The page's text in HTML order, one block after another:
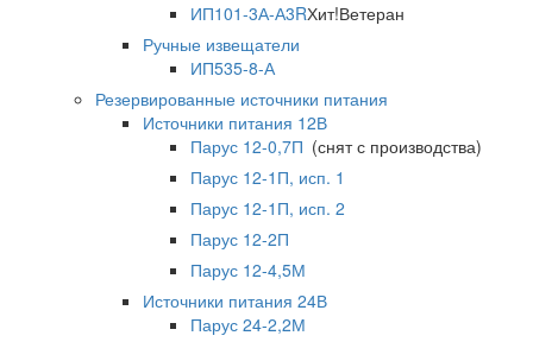
ИП101-3А-А3RХит!Ветеран
Ручные извещатели
ИП535-8-А
Резервированные источники питания
Источники питания 12В
Парус 12-0,7П (снят с производства)
Парус 12-1П, исп. 1
Парус 12-1П, исп. 2
Парус 12-2П
Парус 12-4,5М
Источники питания 24В
Парус 24-2,2М